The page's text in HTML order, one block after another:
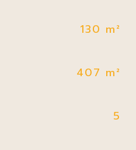
130 m²
407 m²
5